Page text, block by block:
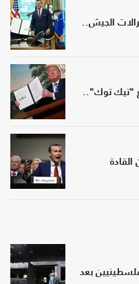
الجيش..
"تيك توك"..
بعد